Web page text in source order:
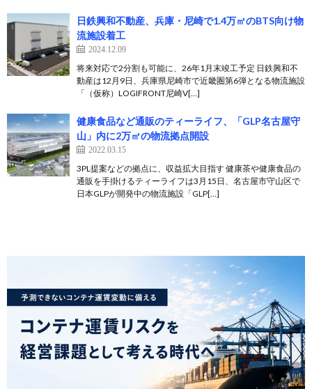
日鉄興和不動産、兵庫・尼崎で1.4万㎡のBTS向け物
流施設着工
2024.12.09
将来対応で2分割も可能に、26年1月末竣工予定 日鉄興和不
動産は12月9日、兵庫県尼崎市で近畿圏第6弾となる物流施設
「（仮称）LOGIFRONT尼崎V[…]
健康食品など通販のティーライフ、「GLP名古屋守
⼭」内に2万㎡の物流拠点開設
2022.03.15
3PL提案などの拠点に、収益拡大目指す 健康茶や健康食品の
通販を手掛けるティーライフは3月15日、名古屋市守山区で
日本GLPが開発中の物流施設「GLP[…]